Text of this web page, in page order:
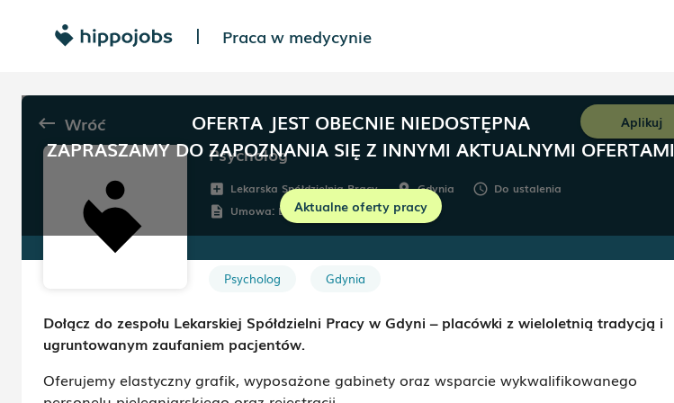
| Praca w medycynie
OFERTA JEST OBECNIE NIEDOSTĘPNA
ZAPRASZAMY DO ZAPOZNANIA SIĘ Z INNYMI AKTUALNYMI OFERTAMI
Aktualne oferty pracy
keyboard_backspace Wróć Aplikuj
Psycholog
add_box Lekarska Spółdzielnia Pracy room Gdynia schedule Do ustalenia
description Umowa: Dowolna
Psycholog Gdynia
Dołącz do zespołu Lekarskiej Spółdzielni Pracy w Gdyni – placówki z wieloletnią tradycją i
ugruntowanym zaufaniem pacjentów.
Oferujemy elastyczny grafik, wyposażone gabinety oraz wsparcie wykwalifikowanego